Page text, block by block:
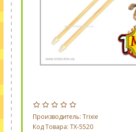
Производитель: Trixie
Код Товара: TX-5520